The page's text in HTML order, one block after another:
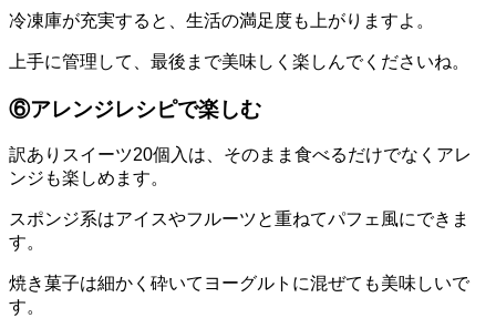
冷凍庫が充実すると、生活の満足度も上がりますよ。
上手に管理して、最後まで美味しく楽しんでくださいね。
⑥アレンジレシピで楽しむ
訳ありスイーツ20個入は、そのまま食べるだけでなくアレ
ンジも楽しめます。
スポンジ系はアイスやフルーツと重ねてパフェ風にできま
す。
焼き菓子は細かく砕いてヨーグルトに混ぜても美味しいで
す。